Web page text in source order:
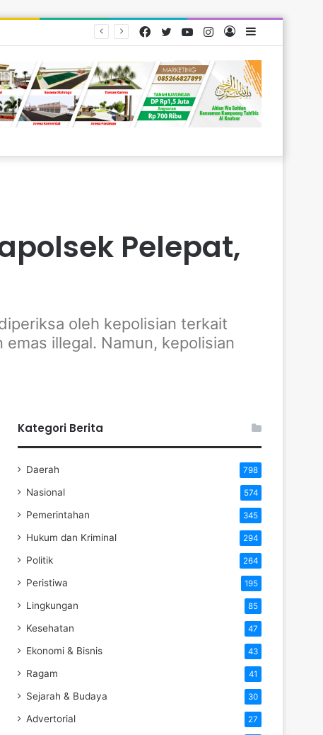
Log
Instagram
YouTube
Twitter
Facebook
Pelepat,
oleh kepolisian terkait
illegal. Namun, kepolisian
Kategori Berita
Daerah 798
Nasional 574
Pemerintahan 345
Hukum dan Kriminal 294
Politik 264
Peristiwa 195
Lingkungan 85
Kesehatan 47
Ekonomi & Bisnis 43
Ragam 41
Sejarah & Budaya 30
Advertorial 27